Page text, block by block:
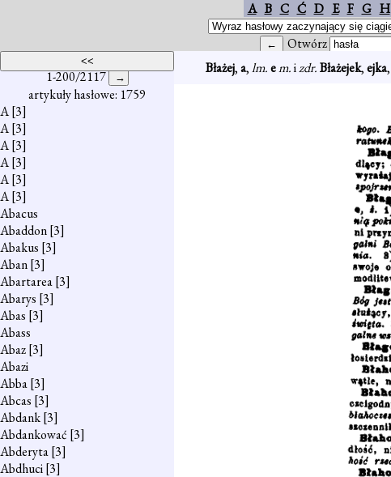
A B C Ć D E F G H
Otwórz
1-200/2117
artykuły hasłowe: 1759
A[3]
A[3]
A[3]
A[3]
A[3]
A[3]
Abacus
Abaddon[3]
Abakus [3]
Aban[3]
Abartarea[3]
Abarys [3]
Abas [3]
Abass
Abaz[3]
Abazi
Abba[3]
Abcas [3]
Abdank[3]
Abdankować [3]
Abderyta[3]
Abdhuci[3]
Błażej,a,lm.em.izdr.Błażejek,ejka,